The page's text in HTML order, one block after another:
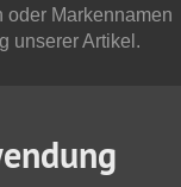
oder Markennamen
unserer Artikel.